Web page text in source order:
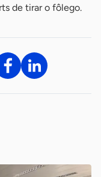
de tirar o fôlego.